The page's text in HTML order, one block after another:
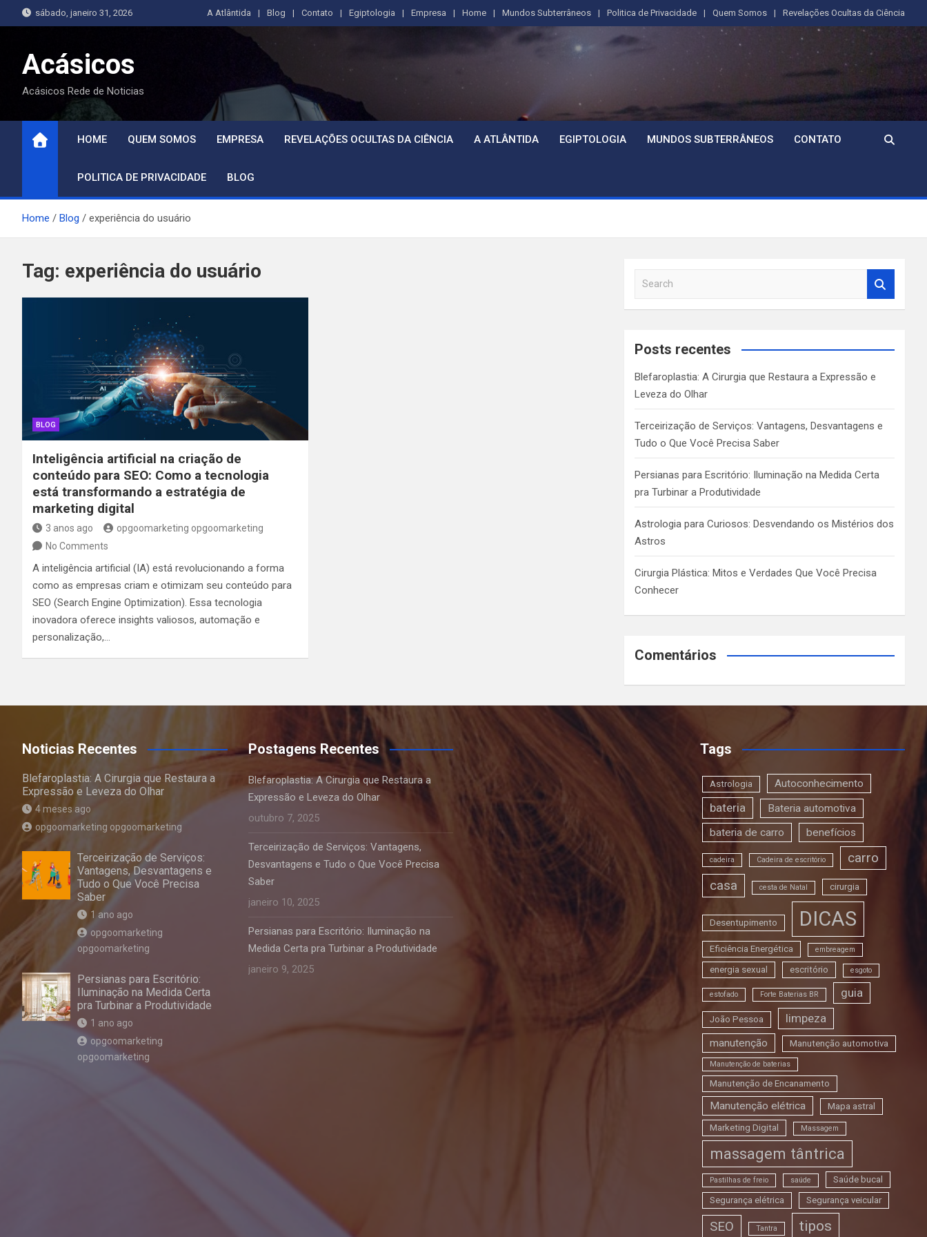
to
sábado, janeiro 31, 2026 A Atlântida Blog Contato Egiptologia Empresa Home Mundos Subterrâneos Politica de Privacidade Quem Somos Revelações Ocultas da Ciência
Acásicos
Acásicos Rede de Noticias
HOME QUEM SOMOS EMPRESA REVELAÇÕES OCULTAS DA CIÊNCIA A ATLÂNTIDA EGIPTOLOGIA MUNDOS SUBTERRÂNEOS CONTATO
POLITICA DE PRIVACIDADE BLOG
Home Blog experiência do usuário
Tag: experiência do usuário
BLOG
Inteligência artificial na criação de
conteúdo para SEO: Como a tecnologia
está transformando a estratégia de
marketing digital
3 anos ago
opgoomarketing opgoomarketing
No Comments
A inteligência artificial (IA) está revolucionando a forma
como as empresas criam e otimizam seu conteúdo para
SEO (Search Engine Optimization). Essa tecnologia
inovadora oferece insights valiosos, automação e
personalização,…
a
c
Posts recentes
Blefaroplastia: A Cirurgia que Restaura a Expressão e
Leveza do Olhar
Terceirização de Serviços: Vantagens, Desvantagens e
Tudo o Que Você Precisa Saber
Persianas para Escritório: Iluminação na Medida Certa
pra Turbinar a Produtividade
Astrologia para Curiosos: Desvendando os Mistérios dos
Astros
Cirurgia Plástica: Mitos e Verdades Que Você Precisa
Conhecer
Comentários
Noticias Recentes
Blefaroplastia: A Cirurgia que Restaura a
Expressão e Leveza do Olhar
4 meses ago
opgoomarketing opgoomarketing
Terceirização de Serviços:
Vantagens, Desvantagens e
Tudo o Que Você Precisa
Saber
1 ano ago
opgoomarketing
opgoomarketing
Persianas para Escritório:
Iluminação na Medida Certa
pra Turbinar a Produtividade
1 ano ago
opgoomarketing
opgoomarketing
Postagens Recentes
Blefaroplastia: A Cirurgia que Restaura a
Expressão e Leveza do Olhar
outubro 7, 2025
Terceirização de Serviços: Vantagens,
Desvantagens e Tudo o Que Você Precisa
Saber
janeiro 10, 2025
Persianas para Escritório: Iluminação na
Medida Certa pra Turbinar a Produtividade
janeiro 9, 2025
Tags
Astrologia Autoconhecimento
bateria
Bateria automotiva
bateria de carro
benefícios
cadeira Cadeira de escritório
carro
casa
cesta de Natal cirurgia
Desentupimento DICAS
Eficiência Energética embreagem
energia sexual escritório esgoto
estofado Forte Baterias BR guia
João Pessoa limpeza
manutenção Manutenção automotiva
Manutenção de baterias
Manutenção de Encanamento
Manutenção elétrica Mapa astral
Marketing Digital Massagem
massagem tântrica
Pastilhas de freio saúde
Saúde bucal
Segurança elétrica
Segurança veicular
SEO Tantra tipos